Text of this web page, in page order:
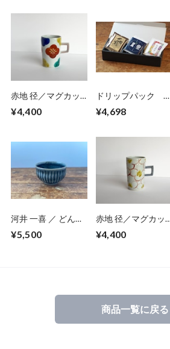
赤地 径／マグカッ
¥4,400
ドリップパック 石
ット】
¥4,698
河井 一喜 ／ どんぶ
¥5,500
赤地 径／マグカッ
¥4,400
商品一覧に戻る